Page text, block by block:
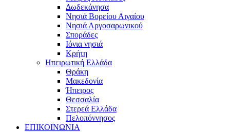
Δωδεκάνησα
Νησιά Βορείου Αιγαίου
Νησιά Αργοσαρωνικού
Σποράδες
Ιόνια νησιά
Κρήτη
Ηπειρωτική Ελλάδα
Θράκη
Μακεδονία
Ήπειρος
Θεσσαλία
Στερεά Ελλάδα
Πελοπόννησος
ΕΠΙΚΟΙΝΩΝΙΑ